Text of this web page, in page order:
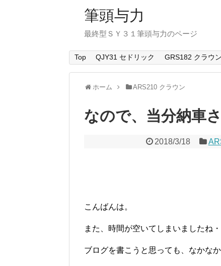
筆頭与力
最終型ＳＹ３１筆頭与力のページ
Top QJY31 セドリック GRS182 クラウン
ホーム ARS210 クラウン
なので、当分納車
2018/3/18
こんばんは。
また、時間が空いてしまいましたね・
ブログを書こうと思っても、なかな